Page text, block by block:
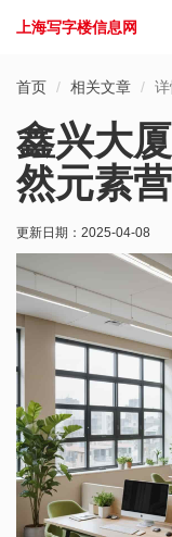
上海写字楼信息网
首页 相关文章
鑫兴大
然元素
更新日期： 2025-04-08